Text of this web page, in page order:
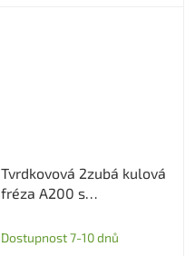
Tvrdkovová 2zubá kulová
fréza A200 s
pro grafit průměr 4 R2
Dostupnost 7-10 dnů